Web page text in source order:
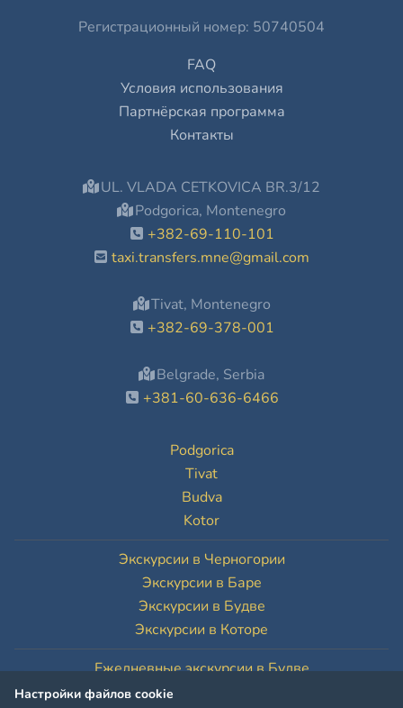
Регистрационный номер: 50740504
FAQ
Условия использования
Партнёрская программа
Контакты
UL. VLADA CETKOVICA BR.3/12
Podgorica, Montenegro
+382-69-110-101
taxi.transfers.mne@gmail.com
Tivat, Montenegro
+382-69-378-001
Belgrade, Serbia
+381-60-636-6466
Podgorica
Tivat
Budva
Kotor
Экскурсии в Черногории
Экскурсии в Баре
Экскурсии в Будве
Экскурсии в Которе
Ежедневные экскурсии в Будве
Ежедневные экскурсии в Которе
Настройки файлов cookie